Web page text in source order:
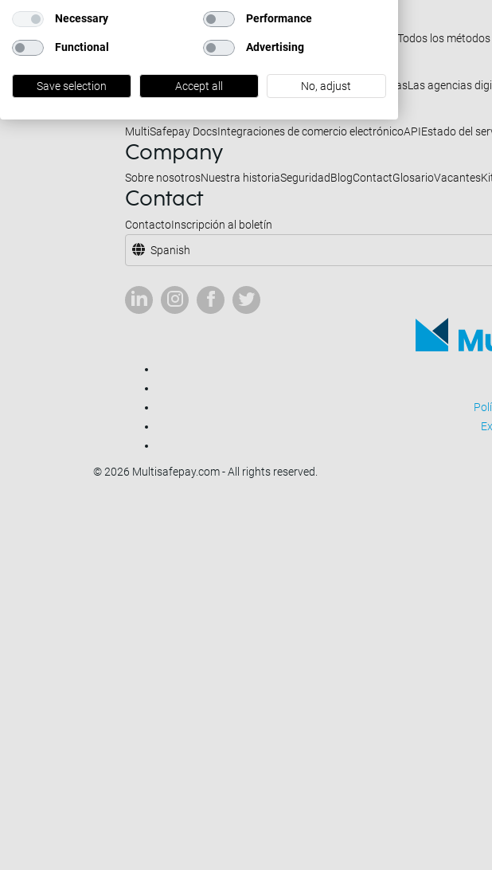
Solutions
Pagos físicos Todos los
Partners
Partnership Casos de estudioSaaS / PlataformasLas agencias
MultiSafepay DocsIntegraciones de comercio electrónicoAPIEstado del
Company
Sobre nosotrosNuestra historiaSeguridadBlogContactGlosarioVacantes
Contact
ContactoInscripción al boletín
Spanish
© 2026 Multisafepay.com - All rights reserved.
Necessary Performance
Functional Advertising
Save selection Accept all No, adjust